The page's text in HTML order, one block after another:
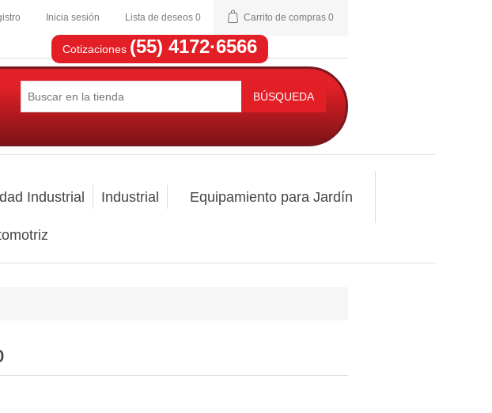
Inicia sesión Lista de deseos 0 Carrito de compras 0
Cotizaciones (55) 4172·6566
BÚSQUEDA
Industrial Industrial Equipamiento para Jardín